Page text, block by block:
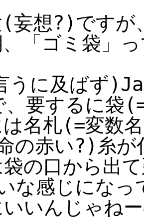
(妄想?)です
「ゴミ袋」
うに及ばず
、要するに袋
名札(=変数
の赤い?)糸が
の口から出
な感じになっ
いんじゃね